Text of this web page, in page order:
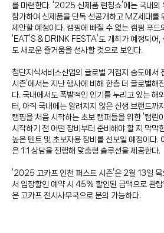
를 마련한다. ‘2025 신제품 런칭쇼’에는 국내외
참가하여 신제품을 단독 선공개하고 MZ세대를
제안할 예정이다. 캠핑에 빠질 수 없는 캠핑 푸드
‘EAT’S & DRINK FESTA’도 개최가 예정되어,
도 새로운 즐거움을 선사할 것으로 보인다.
첨단지식서비스산업의 글로벌 거점지 송도에서
시즌’에서는 지난 행사에 비해 한층 더 글로벌해
다. 국내에서도 폭발적인 인기를 누리고 있는 해
터, 아직 국내에는 알려지지 않은 신생 브랜드까
캠핑을 처음 시작하는 초보 캠퍼들을 위한 ‘캠린
시작하기 전 어떤 장비부터 준비해야 할 지 막막
높은 텐트 및 초보자용 장비를 선보일 예정이다.
은 1:1 상담을 진행해 맞춤형 솔루션을 제공한다.
‘2025 고카프 인천 퍼스트 시즌’은 2월 13일 목
서 입장할인 예약 시 45% 할인된 금액으로 관
은 고카프 전시사무국으로 문의 가능하다.